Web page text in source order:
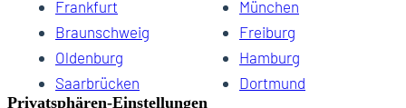
Frankfurt
München
Braunschweig
Freiburg
Oldenburg
Hamburg
Saarbrücken
Dortmund